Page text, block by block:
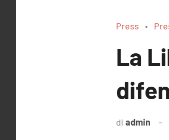
Press
La
di admin